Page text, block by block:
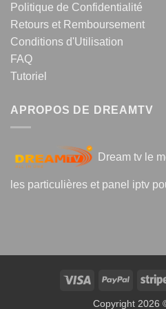
Politique de Confidentialité
Retours et Remboursement
Conditions d'Utilisation
FAQ
Tutoriel
APROPOS DE DREAMTV
Dream tv le
les particulières et panel iptv
Visa PayPal
Copyright 2026